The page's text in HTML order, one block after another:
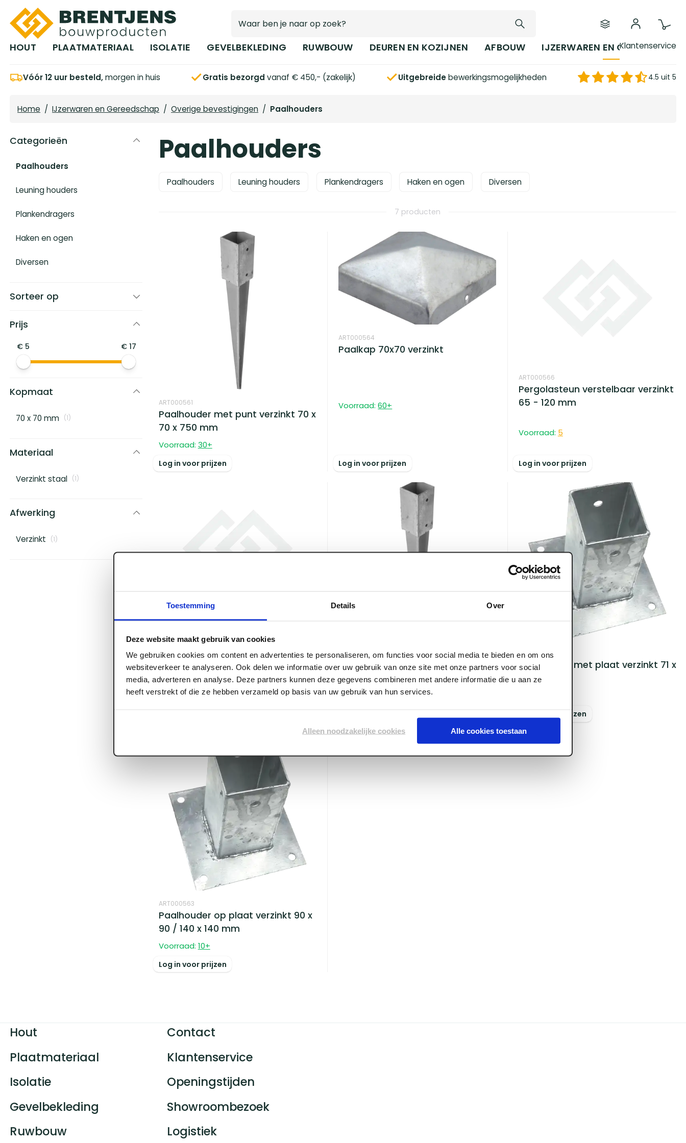
Toestemming Details Over
Deze website maakt gebruik van cookies
We gebruiken cookies om content en advertenties te personaliseren, om functies voor social media te bieden en om ons
websiteverkeer te analyseren. Ook delen we informatie over uw gebruik van onze site met onze partners voor social
media, adverteren en analyse. Deze partners kunnen deze gegevens combineren met andere informatie die u aan ze
heeft verstrekt of die ze hebben verzameld op basis van uw gebruik van hun services.
Alleen noodzakelijke cookies Alle cookies toestaan
Ga naar hoofdinhoud
HOUT PLAATMATERIAAL ISOLATIE GEVELBEKLEDING RUWBOUW DEUREN EN KOZIJNEN AFBOUW IJZERWAREN EN GEREEDSCHAP
Klantenservice
Vóór 12 uur besteld,morgen in huis Gratis bezorgd vanaf € 450,- (zakelijk) Uitgebreidebewerkingsmogelijkheden 4.5 uit 5
Home / IJzerwaren en Gereedschap / Overige bevestigingen / Paalhouders
Paalhouders
Paalhouders Leuning houders Plankendragers Haken en ogen Diversen
7 producten
ART000561
Paalhouder met punt verzinkt 70 x
70 x 750 mm
Voorraad: 30+
Log in voor prijzen
ART000564
Paalkap 70x70 verzinkt
Voorraad: 60+
Log in voor prijzen
ART000566
Pergolasteun verstelbaar verzinkt
65 - 120 mm
Voorraad: 5
Log in voor prijzen
Pergolasteun met instortanker
verzinkt 71 mm
Voorraad:5
ART000562
Paalhouder met punt verzinkt 90 x
90 x 750 mm
Voorraad:30+
ART000560
Paalhouder met plaat verzinkt 71 x
71 mm
Log in voor prijzen
ART000563
Paalhouder op plaat verzinkt 90 x
90 / 140 x 140 mm
Voorraad: 10+
Log in voor prijzen
Categorieën
Paalhouders
Leuning houders
Plankendragers
Haken en ogen
Diversen
Sorteer op
Prijs
€ 5 € 17
Kopmaat
70 x 70 mm (1)
Materiaal
Verzinkt staal (1)
Afwerking
Verzinkt (1)
Hout
Plaatmateriaal
Isolatie
Gevelbekleding
Ruwbouw
Contact
Klantenservice
Openingstijden
Showroombezoek
Logistiek